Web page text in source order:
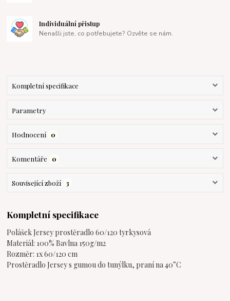
Individuální přistup
Nenašli jste, co potřebujete? Ozvěte se nám.
Kompletní specifikace
Parametry
Hodnocení 0
Komentáře 0
Související zboží 3
Kompletní specifikace
Polášek Jersey prostěradlo 60/120 tyrkysová
Materiál: 100% Bavlna 150g/m2
Rozměr: 1x 60/120 cm
Prostěradlo Jersey s gumou do tunýlku, praní na 40°C